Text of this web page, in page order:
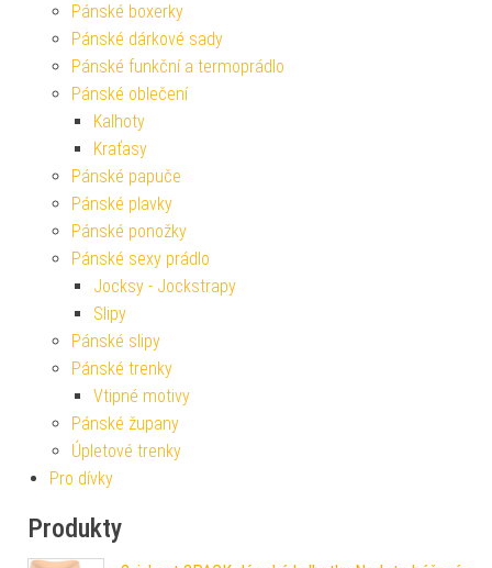
Pánské boxerky
Pánské dárkové sady
Pánské funkční a termoprádlo
Pánské oblečení
Kalhoty
Kraťasy
Pánské papuče
Pánské plavky
Pánské ponožky
Pánské sexy prádlo
Jocksy - Jockstrapy
Slipy
Pánské slipy
Pánské trenky
Vtipné motivy
Pánské župany
Úpletové trenky
Pro dívky
Produkty